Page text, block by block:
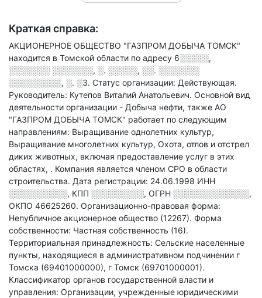
Краткая справка:
АКЦИОНЕРНОЕ ОБЩЕСТВО "ГАЗПРОМ ДОБЫЧА ТОМСК"
находится в Томской области по адресу 6░░░░░,
░░░░░░░ ░░░░░░░, ░. ░░░░░, ░░. ░░░░░░░
░░░░░░░░░, ░. ░3. Статус организации: Действующая.
Руководитель: Кутепов Виталий Анатольевич. Основной вид
деятельности организации - Добыча нефти, также АО
"ГАЗПРОМ ДОБЫЧА ТОМСК" работает по следующим
направлениям: Выращивание однолетних культур,
Выращивание многолетних культур, Охота, отлов и отстрел
диких животных, включая предоставление услуг в этих
областях, . Компания является членом СРО в области
строительства. Дата регистрации: 24.06.1998 ИНН
░░░░░░░░░░, КПП ░░░░░░░░░, ОГРН ░░░░░░░░░░░░░,
ОКПО 46625260. Организационно-правовая форма:
Непубличное акционерное общество (12267). Форма
собственности: Частная собственность (16).
Территориальная принадлежность: Сельские населенные
пункты, находящиеся в административном подчинении г
Томска (69401000000), г Томск (69701000001).
Классификатор органов государственной власти и
управления: Организации, учрежденные юридическими